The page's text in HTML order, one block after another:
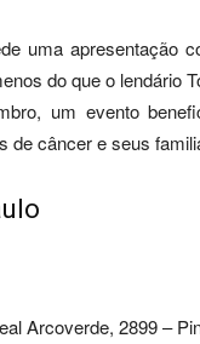
uma apresentação
do que o lendário
um evento
de câncer e seus
Arcoverde, 2899 –